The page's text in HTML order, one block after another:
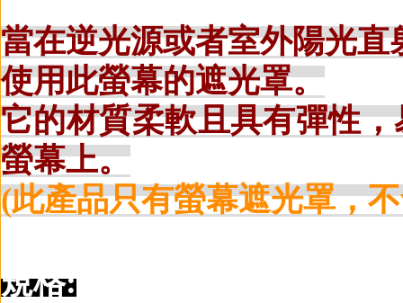
當在逆光源或者室外陽光直
使用此螢幕的遮光罩。
它的材質柔軟且具有彈性
螢幕上。
(此產品只有螢幕遮光罩，
規格: